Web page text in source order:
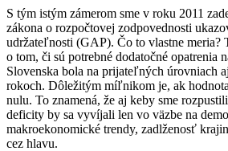
S tým istým zámerom sme v roku 2011
zákona o rozpočtovej zodpovednosti
udržateľnosti (GAP). Čo to vlastne meria?
o tom, či sú potrebné dodatočné opatrenia
Slovenska bola na prijateľných úrovniach
rokoch. Dôležitým míľnikom je, ak
nulu. To znamená, že aj keby sme
deficity by sa vyvíjali len vo väzbe na
makroekonomické trendy, zadlženosť
cez hlavu.